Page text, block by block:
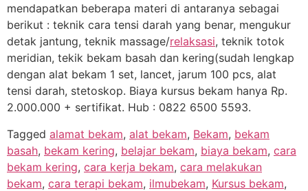
mendapatkan beberapa materi di antaranya sebagai
berikut : teknik cara tensi darah yang benar, mengukur
detak jantung, teknik massage/relaksasi, teknik totok
meridian, tekik bekam basah dan kering(sudah lengkap
dengan alat bekam 1 set, lancet, jarum 100 pcs, alat
tensi darah, stetoskop. Biaya kursus bekam hanya Rp.
2.000.000 + sertifikat. Hub : 0822 6500 5593.
Tagged alamat bekam, alat bekam, Bekam, bekam
basah, bekam kering, belajar bekam, biaya bekam, cara
bekam kering, cara kerja bekam, cara melakukan
bekam, cara terapi bekam, ilmubekam, Kursus bekam,